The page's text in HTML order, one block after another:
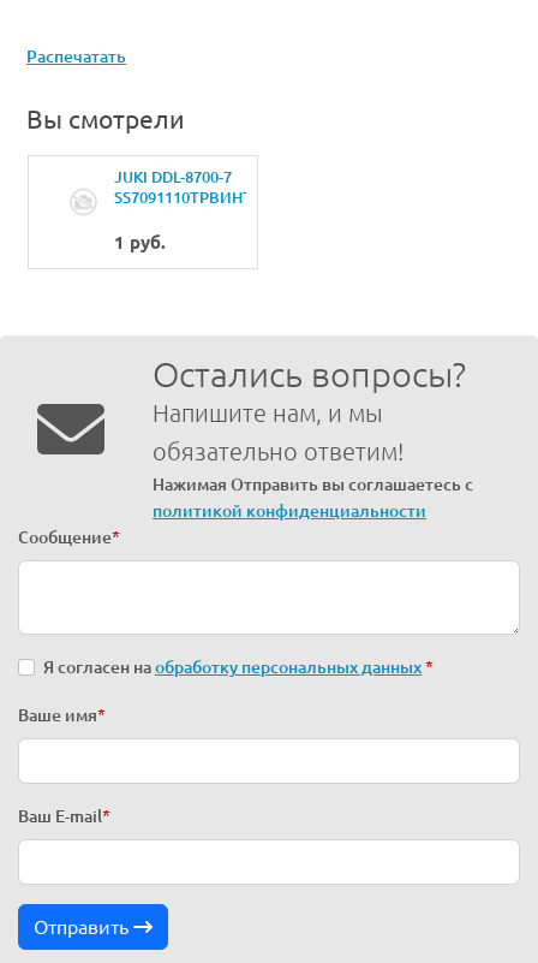
Распечатать
Вы смотрели
JUKI DDL-8700-7
SS7091110TPВИНТ
1 руб.
Остались вопросы?
Напишите нам, и мы
обязательно ответим!
Нажимая Отправить вы соглашаетесь с
политикой конфиденциальности
Сообщение*
Я согласен наобработку персональных данных*
Ваше имя*
Ваш E-mail *
Отправить